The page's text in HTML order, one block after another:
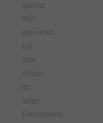
spürbar
älter
geworden.
Ich
hatte
Abitur,
hattet
Freundinnen